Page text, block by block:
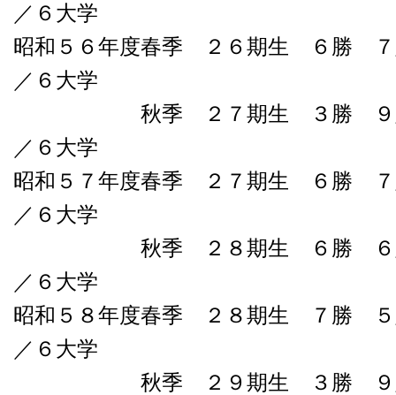
／６大学
昭和５６年度春季 ２６期生 ６勝
／６大学
秋季 ２７期生 ３勝 ９敗
／６大学
昭和５７年度春季 ２７期生 ６勝
／６大学
秋季 ２８期生 ６勝 ６敗
／６大学
昭和５８年度春季 ２８期生 ７勝
／６大学
秋季 ２９期生 ３勝 ９敗